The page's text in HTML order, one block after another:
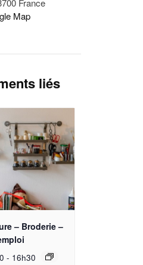
Map
liés
– Broderie –
- 16h30